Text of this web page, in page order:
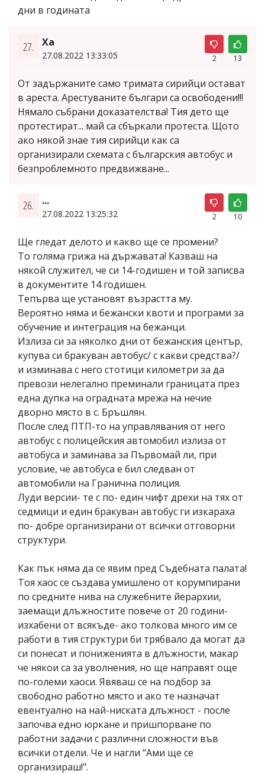
дни в годината
27. Ха
27.08.2022 13:33:05 2 13
От задържаните само тримата сирийци остават
в ареста. Арестуваните българи са освободени!!!
Нямало събрани доказателства! Тия дето ще
протестират... май са сбъркали протеста. Щото
ако някой знае тия сирийци как са
организирали схемата с българския автобус и
безпроблемното предвижване...
26. ...
27.08.2022 13:25:32 2 10
Ще гледат делото и какво ще се промени?
То голяма грижа на държавата! Казваш на
някой служител, че си 14-годишен и той записва
в документите 14 годишен.
Тепърва ще установят възрастта му.
Вероятно няма и бежански квоти и програми за
обучение и интеграция на бежанци.
Излиза си за няколко дни от бежанския център,
купува си бракуван автобус/ с какви средства?/
и изминава с него стотици километри за да
превози нелегално преминали границата през
една дупка на оградната мрежа на нечие
дворно място в с. Бръшлян.
После след ПТП-то на управлявания от него
автобус с полицейския автомобил излиза от
автобуса и заминава за Първомай ли, при
условие, че автобуса е бил следван от
автомобили на Гранична полиция.
Луди версии- те с по- един чифт дрехи на тях от
седмици и един бракуван автобус ги изкараха
по- добре организирани от всички отговорни
структури.
Как пък няма да се явим пред Съдебната палата!
Тоя хаос се създава умишлено от корумпирани
по средните нива на служебните йерархии,
заемащи длъжностите повече от 20 години-
изхабени от всякъде- ако толкова много им се
работи в тия структури би трябвало да могат да
си понесат и пониженията в длъжности, макар
че някои са за уволнения, но ще направят още
по-големи хаоси. Явяваш се на подбор за
свободно работно място и ако те назначат
евентуално на най-ниската длъжност - после
започва едно юркане и пришпорване по
работни задачи с различни сложности във
всички отдели. Че и нагли "Ами ще се
организираш!".